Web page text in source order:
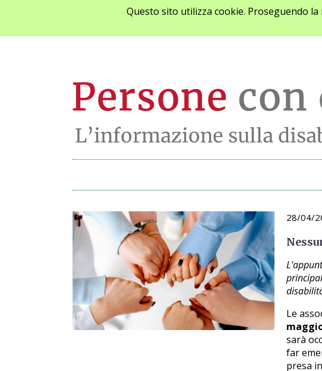
Questo sito utilizza cookie. Proseguendo
Ultime notizie 28/04/
Le
sarà
far
presa